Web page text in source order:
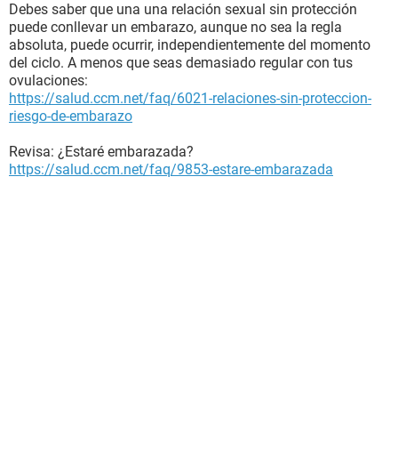
Debes saber que una una relación sexual sin protección
puede conllevar un embarazo, aunque no sea la regla
absoluta, puede ocurrir, independientemente del momento
del ciclo. A menos que seas demasiado regular con tus
ovulaciones:
https://salud.ccm.net/faq/6021-relaciones-sin-proteccion-
riesgo-de-embarazo
Revisa: ¿Estaré embarazada?
https://salud.ccm.net/faq/9853-estare-embarazada